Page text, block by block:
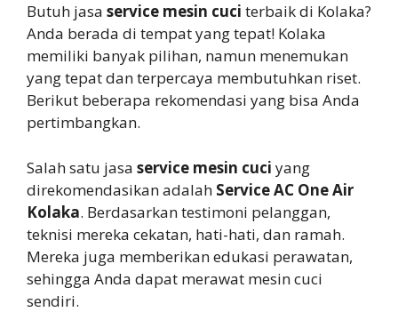
Butuh jasa service mesin cuci terbaik di Kolaka?
Anda berada di tempat yang tepat! Kolaka
memiliki banyak pilihan, namun menemukan
yang tepat dan terpercaya membutuhkan riset.
Berikut beberapa rekomendasi yang bisa Anda
pertimbangkan.
Salah satu jasa service mesin cuci yang
direkomendasikan adalah Service AC One Air
Kolaka. Berdasarkan testimoni pelanggan,
teknisi mereka cekatan, hati-hati, dan ramah.
Mereka juga memberikan edukasi perawatan,
sehingga Anda dapat merawat mesin cuci
sendiri.